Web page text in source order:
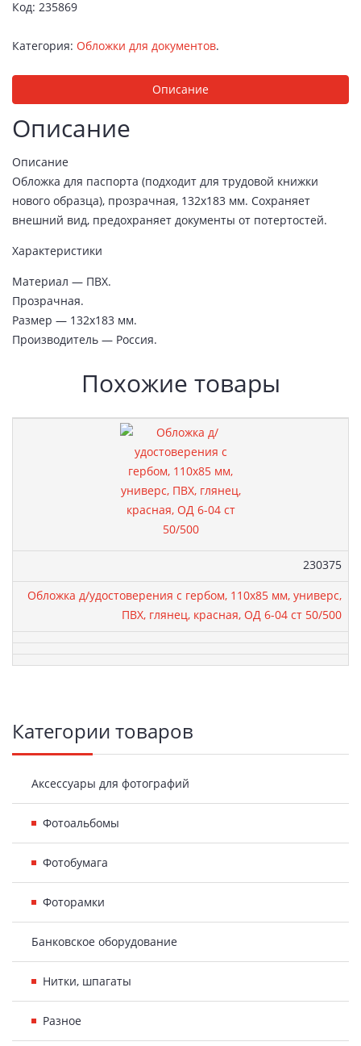
Код: 235869
Категория: Обложки для документов.
Описание
Описание
Описание
Обложка для паспорта (подходит для трудовой книжки
нового образца), прозрачная, 132х183 мм. Сохраняет
внешний вид, предохраняет документы от потертостей.
Характеристики
Материал — ПВХ.
Прозрачная.
Размер — 132х183 мм.
Производитель — Россия.
Похожие товары
Артикул:
230375
Обложка д/удостоверения с гербом, 110х85 мм, универс,
ПВХ, глянец, красная, ОД 6-04 ст 50/500
Боковая
панель
Категории товаров
Аксессуары для фотографий
Фотоальбомы
Фотобумага
Фоторамки
Банковское оборудование
Нитки, шпагаты
Разное